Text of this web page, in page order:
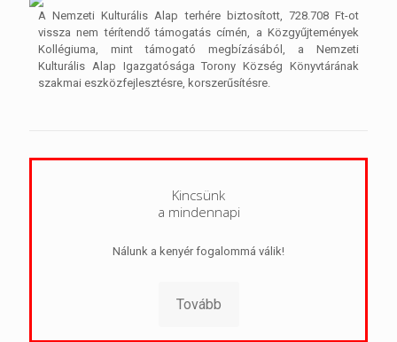
A Nemzeti Kulturális Alap terhére biztosított, 728.708 Ft-ot
vissza nem térítendő támogatás címén, a Közgyűjtemények
Kollégiuma, mint támogató megbízásából, a Nemzeti
Kulturális Alap Igazgatósága Torony Község Könyvtárának
szakmai eszközfejlesztésre, korszerűsítésre.
Kincsünk
a mindennapi
Nálunk a kenyér fogalommá válik!
Tovább